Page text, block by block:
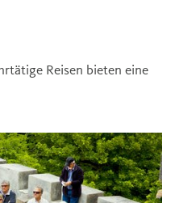
Reisen bieten eine